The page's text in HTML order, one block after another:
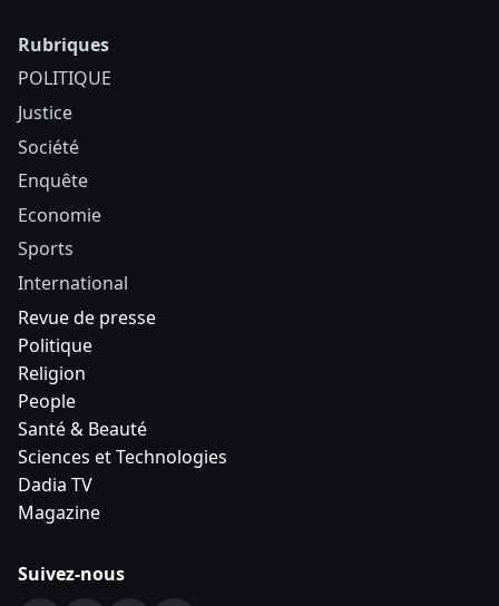
Rubriques
POLITIQUE
Justice
Société
Enquête
Economie
Sports
International
Revue de presse
Politique
Religion
People
Santé & Beauté
Sciences et Technologies
Dadia TV
Magazine
Suivez-nous